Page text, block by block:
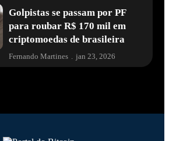
Golpistas se passam por PF
para roubar R$ 170 mil em
criptomoedas de brasileira
Fernando Martines jan 23, 2026